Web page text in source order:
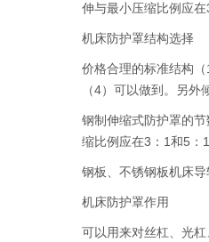
伸与最小压缩比例应
机床防护罩结构选择
价格合理的标准结构
（4）可以做到。另
钢制伸缩式防护罩的
缩比例应在3：1和5：
钢板、不锈钢板机床
机床防护罩作用
可以用来对丝杠、光